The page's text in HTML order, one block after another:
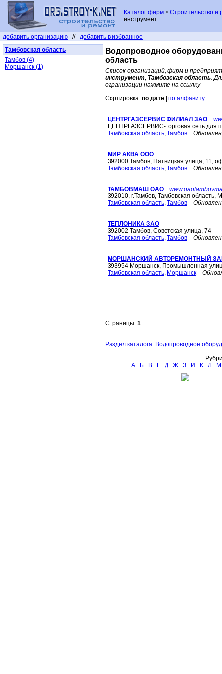
Каталог фирм > Строительство и
инструмент
добавить организацию // добавить в избранное
Тамбовская область
Тамбов (4)
Моршанск (1)
Водопроводное
область
Список организаций, фирм и
инструмент, Тамбовская область.
огранизации нажмите на ссылку
Сортировка: по дате по алфавиту
ЦЕНТРГАЗСЕРВИС ФИЛИАЛ ЗАО
ЦЕНТРГАЗСЕРВИС-торговая сеть для
Тамбовская область, Тамбов
МИР АКВА ООО
392000 Тамбов, Пятницкая улица, 11,
Тамбовская область, Тамбов
ТАМБОВМАШ ОАО
392010, г.Тамбов, Тамбовская область,
Тамбовская область, Тамбов
ТЕПЛОНИКА ЗАО
392002 Тамбов, Советская улица, 74
Тамбовская область, Тамбов
МОРШАНСКИЙ АВТОРЕМОНТНЫЙ
393954 Моршанск, Промышленная
Тамбовская область, Моршанск
Страницы: 1
Раздел каталога: Водопроводное
А
Б В Г Д Ж З И К Л М